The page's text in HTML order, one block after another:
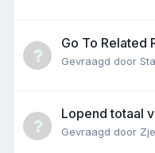
Go To Related
Gevraagd door
Lopend totaal
Gevraagd door